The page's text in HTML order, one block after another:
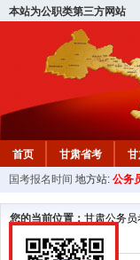
本站为公职类第三方网站
首页 甘肃省考
国考报名时间 地方站: 公务
您的当前位置： 甘肃公务员